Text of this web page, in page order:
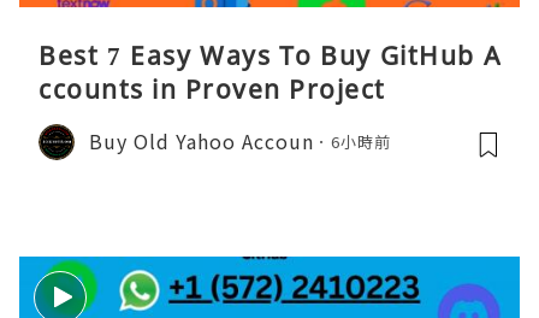
Best 7 Easy Ways To Buy GitHub A
ccounts in Proven Project
Buy Old Yahoo Accoun 6小時前